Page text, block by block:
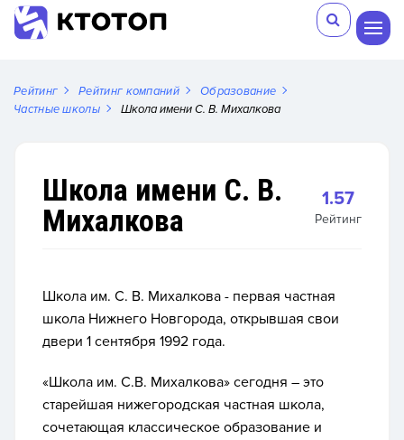
Рейтинг Рейтинг компаний
Образование
Частные школы
Школа имени С. В. Михалкова
Школа имени С. В.
Михалкова
1.57
Рейтинг
Школа им. С. В. Михалкова - первая частная
школа Нижнего Новгорода, открывшая свои
двери 1 сентября 1992 года.
«Школа им. С.В. Михалкова» сегодня – это
старейшая нижегородская частная школа,
сочетающая классическое образование и